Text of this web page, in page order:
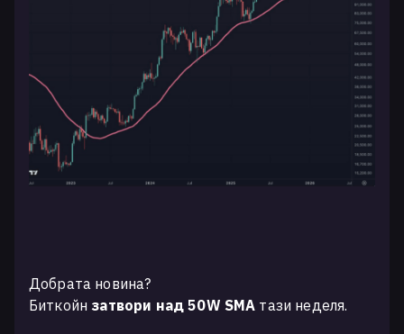
Добрата новина?
Биткойн затвори над 50W SMA тази неделя.